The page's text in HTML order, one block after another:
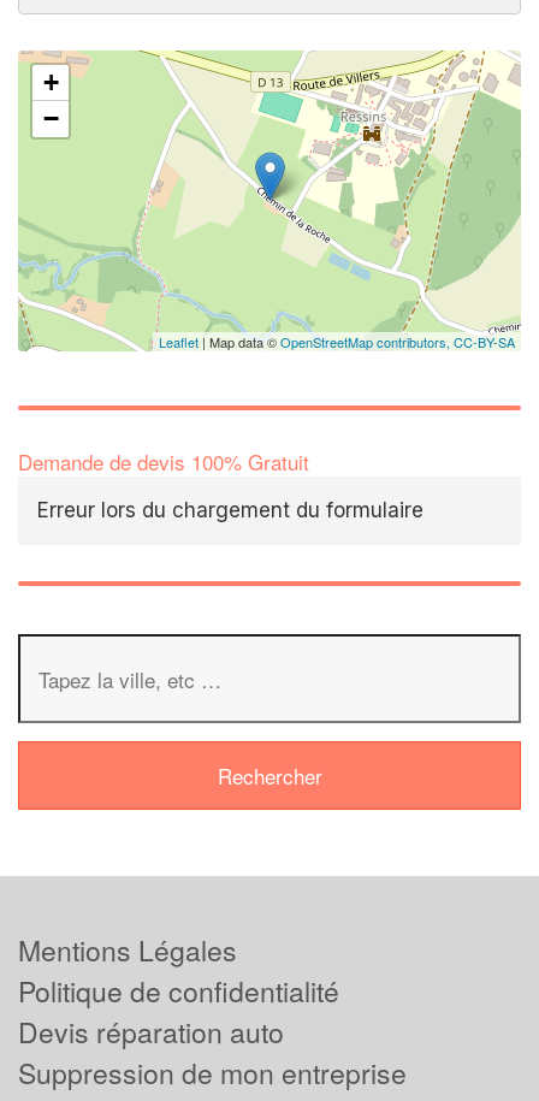
+
−
Leaflet | Map data ©OpenStreetMap contributors, CC-BY-SA
Demande de devis 100% Gratuit
Erreur lors du chargement du formulaire
Mentions Légales
Politique de confidentialité
Devis réparation auto
Suppression de mon entreprise